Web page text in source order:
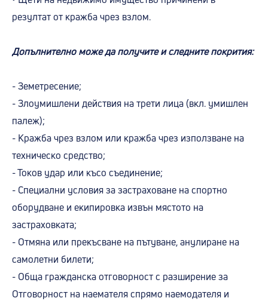
резултат от кражба чрез взлом.
Допълнително може да получите и следните покрития:
- Земетресение;
- Злоумишлени действия на трети лица (вкл. умишлен
палеж);
- Кражба чрез взлом или кражба чрез използване на
техническо средство;
- Токов удар или късо съединение;
- Специални условия за застраховане на спортно
оборудване и екипировка извън мястото на
застраховката;
- Отмяна или прекъсване на пътуване, анулиране на
самолетни билети;
- Обща гражданска отговорност с разширение за
Отговорност на наемателя спрямо наемодателя и